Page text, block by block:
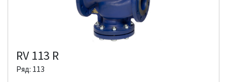
RV 113 R
Ряд: 113